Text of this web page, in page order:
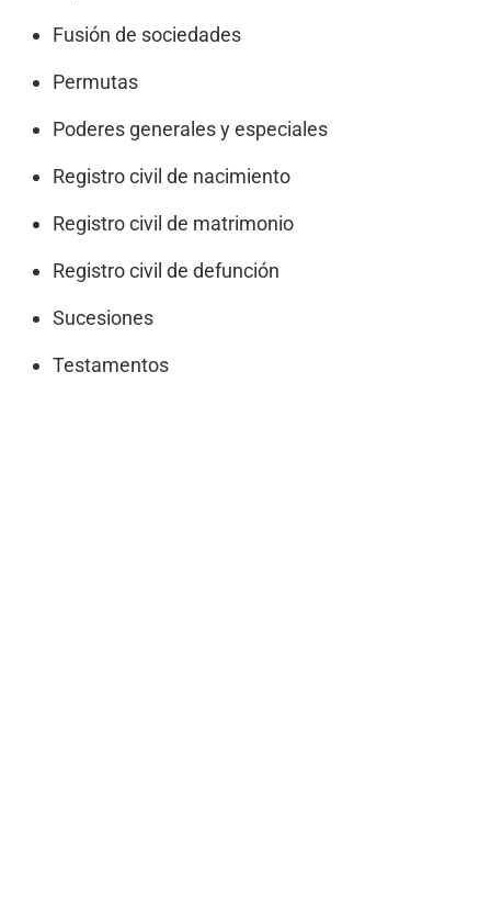
Fusión de sociedades
Permutas
Poderes generales y especiales
Registro civil de nacimiento
Registro civil de matrimonio
Registro civil de defunción
Sucesiones
Testamentos